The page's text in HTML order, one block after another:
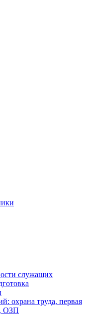
служащих
охрана труда, первая
ОЗП